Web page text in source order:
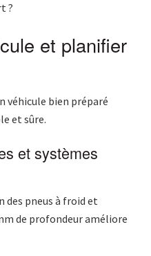
?
et planifier
véhicule bien préparé
et sûre.
et systèmes
des pneus à froid et
de profondeur améliore